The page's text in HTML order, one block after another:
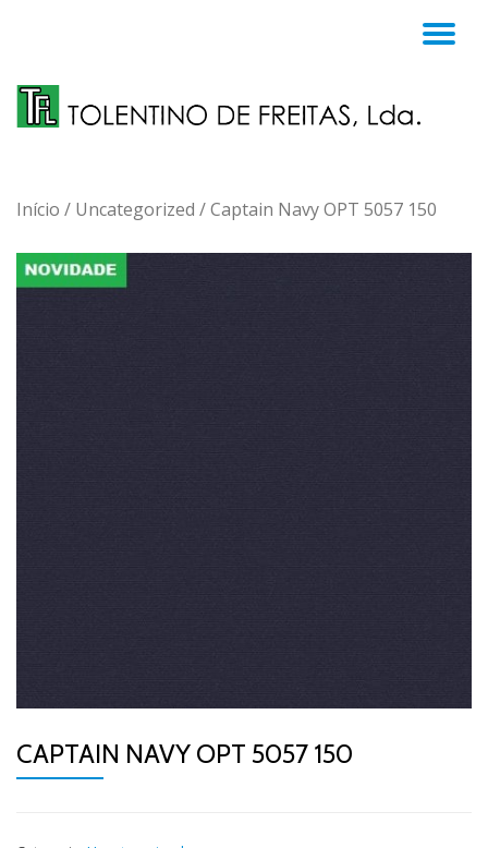
content
Início / Uncategorized / Captain Navy OPT 5057 150
CAPTAIN NAVY OPT 5057 150